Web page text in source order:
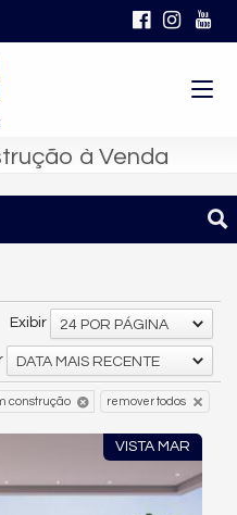
à Venda
Exibir 24 POR PÁGINA
DATA MAIS RECENTE
construção remover todos
VISTA MAR